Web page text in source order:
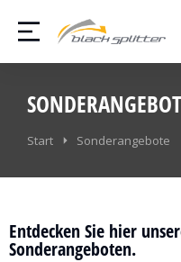
Sie befinden sich hier:
Start Sonderangebote
Entdecken Sie hier
Sonderangeboten.